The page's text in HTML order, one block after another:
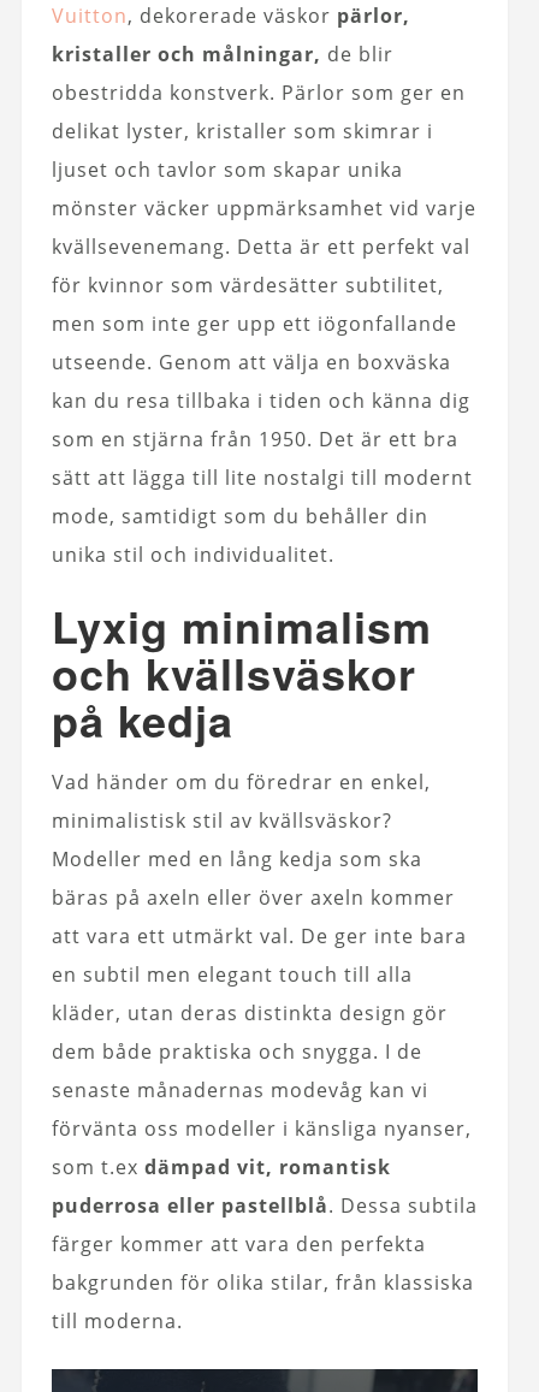
Vuitton, dekorerade väskor pärlor,
kristaller och målningar, de blir
obestridda konstverk. Pärlor som ger en
delikat lyster, kristaller som skimrar i
ljuset och tavlor som skapar unika
mönster väcker uppmärksamhet vid varje
kvällsevenemang. Detta är ett perfekt val
för kvinnor som värdesätter subtilitet,
men som inte ger upp ett iögonfallande
utseende. Genom att välja en boxväska
kan du resa tillbaka i tiden och känna dig
som en stjärna från 1950. Det är ett bra
sätt att lägga till lite nostalgi till modernt
mode, samtidigt som du behåller din
unika stil och individualitet.
Lyxig minimalism
och kvällsväskor
på kedja
Vad händer om du föredrar en enkel,
minimalistisk stil av kvällsväskor?
Modeller med en lång kedja som ska
bäras på axeln eller över axeln kommer
att vara ett utmärkt val. De ger inte bara
en subtil men elegant touch till alla
kläder, utan deras distinkta design gör
dem både praktiska och snygga. I de
senaste månadernas modevåg kan vi
förvänta oss modeller i känsliga nyanser,
som t.ex dämpad vit, romantisk
puderrosa eller pastellblå. Dessa subtila
färger kommer att vara den perfekta
bakgrunden för olika stilar, från klassiska
till moderna.